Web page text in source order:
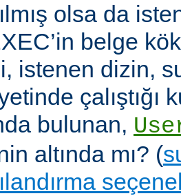
olsa da
belge
istenen dizin,
çalıştığı
bulunan,
altında mı? (